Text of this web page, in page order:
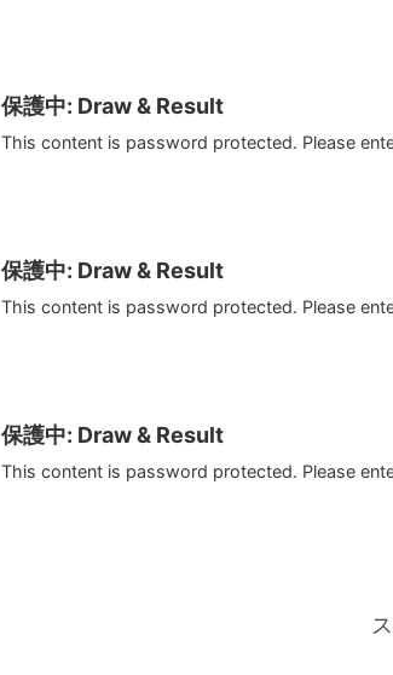
保護中: Draw & Result
This content is password protected. Please
保護中: Draw & Result
This content is password protected. Please
保護中: Draw & Result
This content is password protected. Please